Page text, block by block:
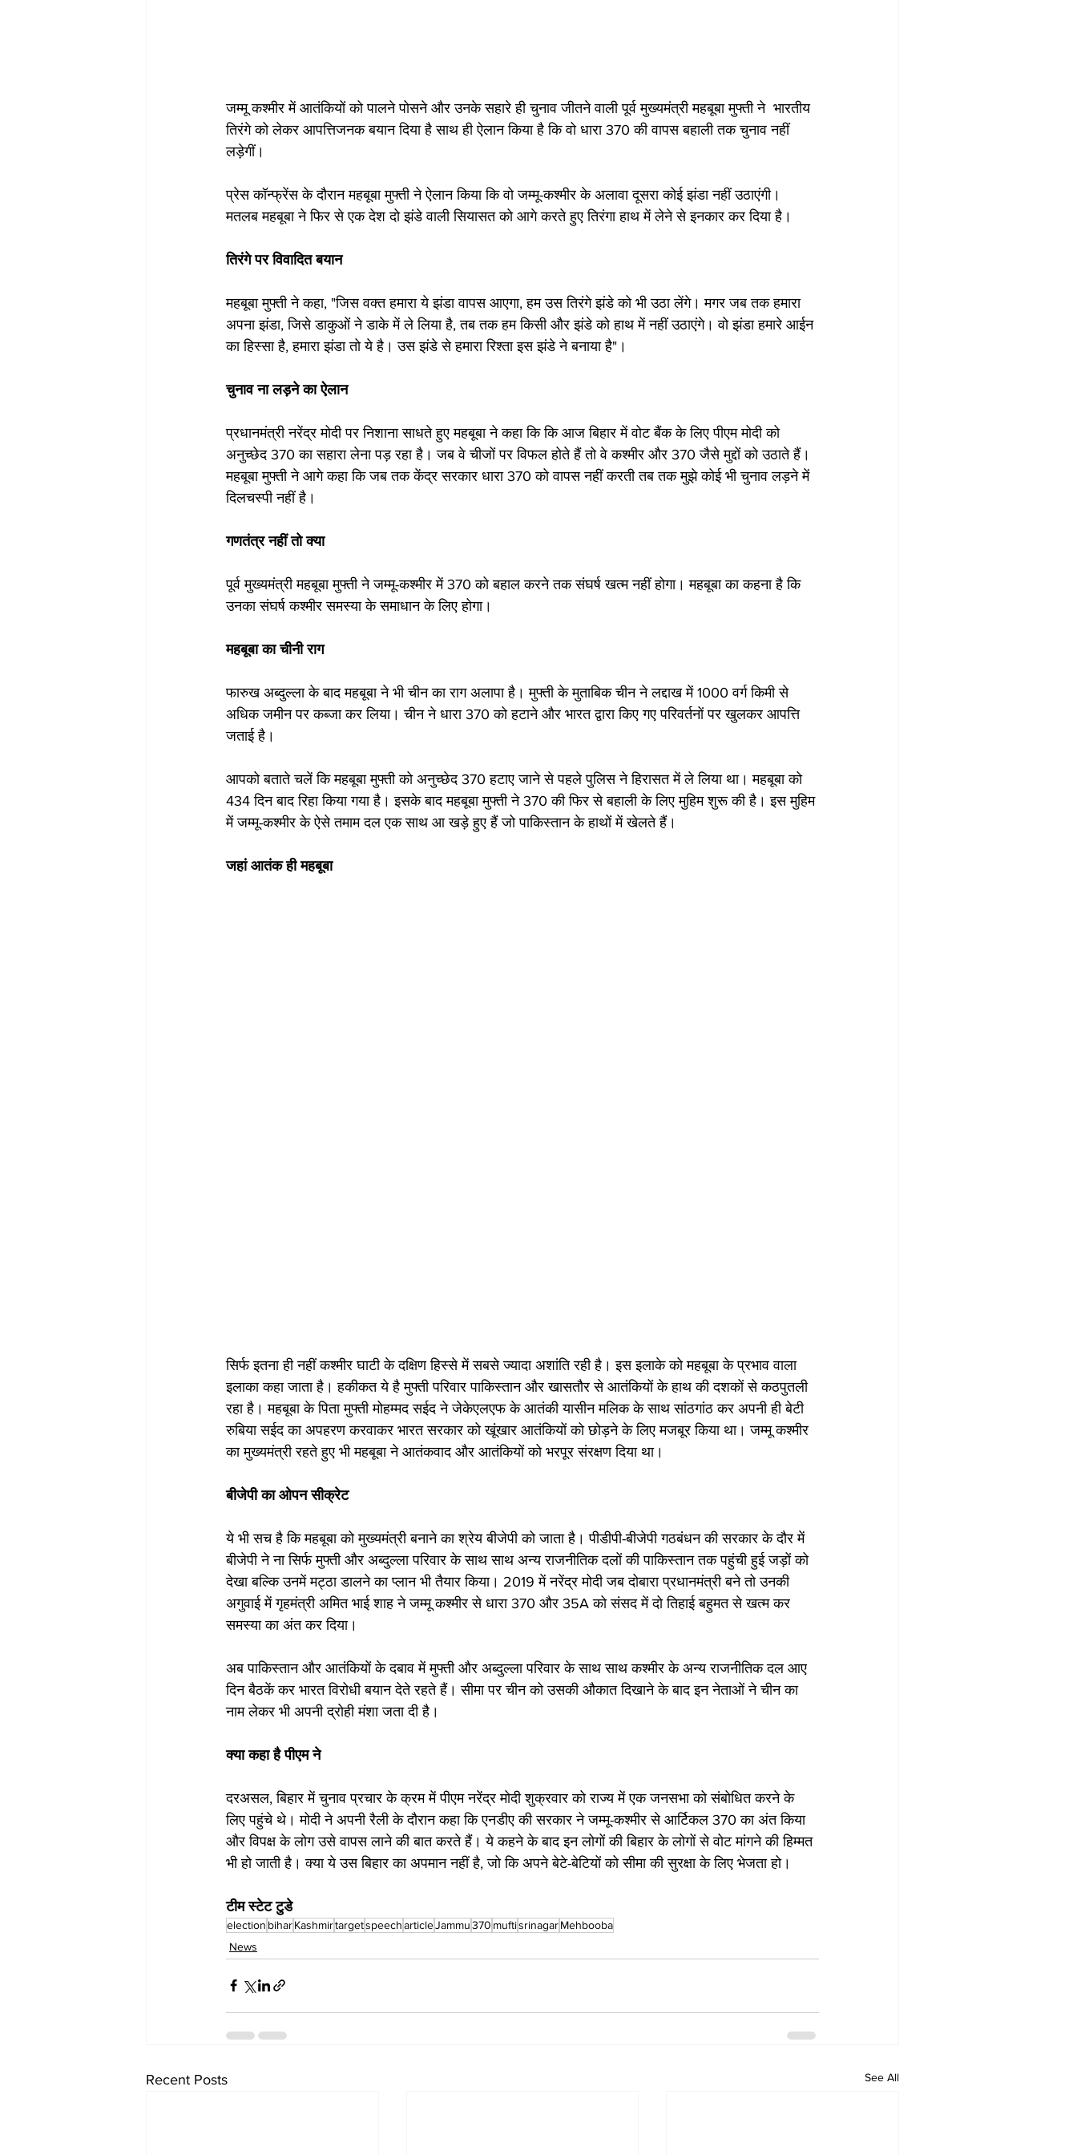
जम्मू कश्मीर में आतंकियों को पालने पोसने और उनके सहारे ही चुनाव जीतने वाली पूर्व मुख्यमंत्री महबूबा मुफ्ती ने  भारतीय
तिरंगे को लेकर आपत्तिजनक बयान दिया है साथ ही ऐलान किया है कि वो धारा 370 की वापस बहाली तक चुनाव नहीं
लड़ेगीं।
प्रेस कॉन्फ्रेंस के दौरान महबूबा मुफ्ती ने ऐलान किया कि वो जम्मू-कश्मीर के अलावा दूसरा कोई झंडा नहीं उठाएंगी।
मतलब महबूबा ने फिर से एक देश दो झंडे वाली सियासत को आगे करते हुए तिरंगा हाथ में लेने से इनकार कर दिया है।
तिरंगे पर विवादित बयान
महबूबा मुफ्ती ने कहा, "जिस वक्त हमारा ये झंडा वापस आएगा, हम उस तिरंगे झंडे को भी उठा लेंगे। मगर जब तक हमारा
अपना झंडा, जिसे डाकुओं ने डाके में ले लिया है, तब तक हम किसी और झंडे को हाथ में नहीं उठाएंगे। वो झंडा हमारे आईन
का हिस्सा है, हमारा झंडा तो ये है। उस झंडे से हमारा रिश्ता इस झंडे ने बनाया है"।
चुनाव ना लड़ने का ऐलान
प्रधानमंत्री नरेंद्र मोदी पर निशाना साधते हुए महबूबा ने कहा कि कि आज बिहार में वोट बैंक के लिए पीएम मोदी को
अनुच्छेद 370 का सहारा लेना पड़ रहा है। जब वे चीजों पर विफल होते हैं तो वे कश्मीर और 370 जैसे मुद्दों को उठाते हैं।
महबूबा मुफ्ती ने आगे कहा कि जब तक केंद्र सरकार धारा 370 को वापस नहीं करती तब तक मुझे कोई भी चुनाव लड़ने में
दिलचस्पी नहीं है।
गणतंत्र नहीं तो क्या
पूर्व मुख्यमंत्री महबूबा मुफ्ती ने जम्मू-कश्मीर में 370 को बहाल करने तक संघर्ष खत्म नहीं होगा। महबूबा का कहना है कि
उनका संघर्ष कश्मीर समस्या के समाधान के लिए होगा।
महबूबा का चीनी राग
फारुख अब्दुल्ला के बाद महबूबा ने भी चीन का राग अलापा है। मुफ्ती के मुताबिक चीन ने लद्दाख में 1000 वर्ग किमी से
अधिक जमीन पर कब्जा कर लिया। चीन ने धारा 370 को हटाने और भारत द्वारा किए गए परिवर्तनों पर खुलकर आपत्ति
जताई है।
आपको बताते चलें कि महबूबा मुफ्ती को अनुच्छेद 370 हटाए जाने से पहले पुलिस ने हिरासत में ले लिया था। महबूबा को
434 दिन बाद रिहा किया गया है। इसके बाद महबूबा मुफ्ती ने 370 की फिर से बहाली के लिए मुहिम शुरू की है। इस मुहिम
में जम्मू-कश्मीर के ऐसे तमाम दल एक साथ आ खड़े हुए हैं जो पाकिस्तान के हाथों में खेलते हैं।
जहां आतंक ही महबूबा
सिर्फ इतना ही नहीं कश्मीर घाटी के दक्षिण हिस्से में सबसे ज्यादा अशांति रही है। इस इलाके को महबूबा के प्रभाव वाला
इलाका कहा जाता है। हकीकत ये है मुफ्ती परिवार पाकिस्तान और खासतौर से आतंकियों के हाथ की दशकों से कठपुतली
रहा है। महबूबा के पिता मुफ्ती मोहम्मद सईद ने जेकेएलएफ के आतंकी यासीन मलिक के साथ सांठगांठ कर अपनी ही बेटी
रुबिया सईद का अपहरण करवाकर भारत सरकार को खूंखार आतंकियों को छोड़ने के लिए मजबूर किया था। जम्मू कश्मीर
का मुख्यमंत्री रहते हुए भी महबूबा ने आतंकवाद और आतंकियों को भरपूर संरक्षण दिया था।
बीजेपी का ओपन सीक्रेट
ये भी सच है कि महबूबा को मुख्यमंत्री बनाने का श्रेय बीजेपी को जाता है। पीडीपी-बीजेपी गठबंधन की सरकार के दौर में
बीजेपी ने ना सिर्फ मुफ्ती और अब्दुल्ला परिवार के साथ साथ अन्य राजनीतिक दलों की पाकिस्तान तक पहुंची हुई जड़ों को
देखा बल्कि उनमें मट्ठा डालने का प्लान भी तैयार किया। 2019 में नरेंद्र मोदी जब दोबारा प्रधानमंत्री बने तो उनकी
अगुवाई में गृहमंत्री अमित भाई शाह ने जम्मू कश्मीर से धारा 370 और 35A को संसद में दो तिहाई बहुमत से खत्म कर
समस्या का अंत कर दिया।
अब पाकिस्तान और आतंकियों के दबाव में मुफ्ती और अब्दुल्ला परिवार के साथ साथ कश्मीर के अन्य राजनीतिक दल आए
दिन बैठकें कर भारत विरोधी बयान देते रहते हैं। सीमा पर चीन को उसकी औकात दिखाने के बाद इन नेताओं ने चीन का
नाम लेकर भी अपनी द्रोही मंशा जता दी है।
क्या कहा है पीएम ने
दरअसल, बिहार में चुनाव प्रचार के क्रम में पीएम नरेंद्र मोदी शुक्रवार को राज्य में एक जनसभा को संबोधित करने के
लिए पहुंचे थे। मोदी ने अपनी रैली के दौरान कहा कि एनडीए की सरकार ने जम्मू-कश्मीर से आर्टिकल 370 का अंत किया
और विपक्ष के लोग उसे वापस लाने की बात करते हैं। ये कहने के बाद इन लोगों की बिहार के लोगों से वोट मांगने की हिम्मत
भी हो जाती है। क्या ये उस बिहार का अपमान नहीं है, जो कि अपने बेटे-बेटियों को सीमा की सुरक्षा के लिए भेजता हो।
टीम स्टेट टुडे
election biharKashmirtargetspeecharticleJammu370 muftisrinagarMehbooba
News
Recent Posts See All